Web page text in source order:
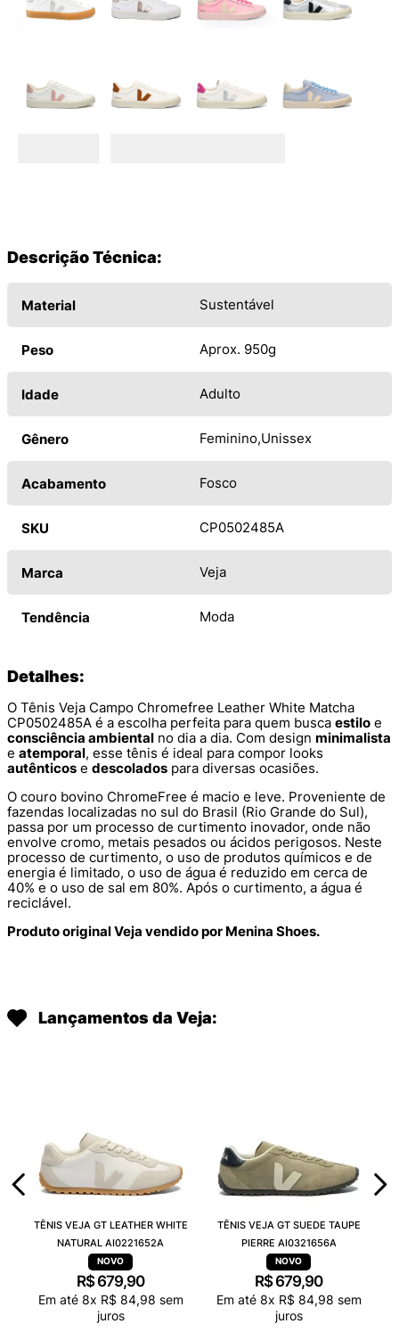
Descrição Técnica:
Material Sustentável
Peso Aprox. 950g
Idade Adulto
Gênero Feminino Unissex
Acabamento Fosco
SKU CP0502485A
Marca Veja
Tendência Moda
Detalhes:
O Tênis Veja Campo Chromefree Leather White Matcha
CP0502485A é a escolha perfeita para quem busca estilo e
consciência ambiental no dia a dia. Com design minimalista
e atemporal, esse tênis é ideal para compor looks
autênticos e descolados para diversas ocasiões.
O couro bovino ChromeFree é macio e leve. Proveniente de
fazendas localizadas no sul do Brasil (Rio Grande do Sul),
passa por um processo de curtimento inovador, onde não
envolve cromo, metais pesados ou ácidos perigosos. Neste
processo de curtimento, o uso de produtos químicos e de
energia é limitado, o uso de água é reduzido em cerca de
40% e o uso de sal em 80%. Após o curtimento, a água é
reciclável.
Produto original Veja vendido por Menina Shoes.
Lançamentos da Veja:
TÊNIS VEJA GT LEATHER WHITE
NATURAL AI0221652A
R$ 679,90
Em até 8x R$ 84,98 sem
juros
TÊNIS VEJA GT SUEDE TAUPE
PIERRE AI0321656A
R$ 679,90
Em até 8x R$ 84,98 sem
juros